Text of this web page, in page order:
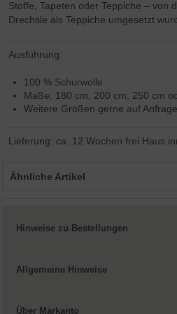
Stoffe, Tapeten oder Teppiche – von
Drechsle als Teppiche umgesetzt
Ausführung:
100 % Schurwolle
Maße: 180 cm, 200 cm, 250 cm
Weitere Größen gerne auf Anfrage
Lieferung: ca. 12 Wochen frei Haus
Ähnliche Artikel
Hinweise zu Bestellungen
Allgemeine Hinweise
Über Markanto